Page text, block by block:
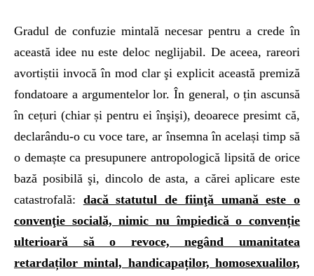
Gradul de confuzie mintală necesar pentru a crede în
această idee nu este deloc neglijabil. De aceea, rareori
avortiștii invocă în mod clar şi explicit această premiză
fondatoare a argumentelor lor. În general, o țin ascunsă
în cețuri (chiar și pentru ei înşişi), deoarece presimt că,
declarându-o cu voce tare, ar însemna în același timp să
o demaște ca presupunere antropologică lipsită de orice
bază posibilă şi, dincolo de asta, a cărei aplicare este
catastrofală: dacă statutul de fiinţă umană este o
convenţie socială, nimic nu împiedică o convenție
ulterioară să o revoce, negând umanitatea
retardaților mintal, handicapaților, homosexualilor,